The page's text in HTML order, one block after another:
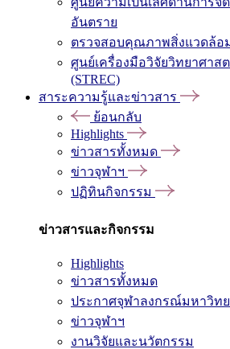
อันตราย
ตรวจสอบคุณภาพสิ่งแวดล้อ
ศูนย์เครื่องมือวิจัยวิทยาศาส
(STREC)
สาระความรู้และข่าวสาร
ย้อนกลับ
Highlights
ข่าวสารทั้งหมด
ข่าวจุฬาฯ
ปฏิทินกิจกรรม
ข่าวสารและกิจกรรม
Highlights
ข่าวสารทั้งหมด
ประกาศจุฬาลงกรณ์มหาวิท
ข่าวจุฬาฯ
งานวิจัยและนวัตกรรม